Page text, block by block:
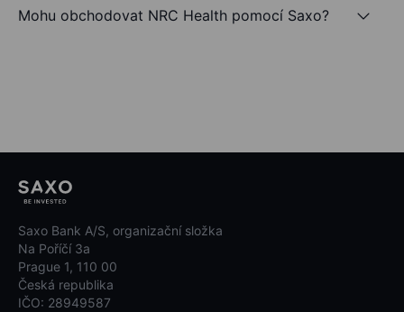
Mohu obchodovat NRC Health pomocí Saxo?
Saxo Bank A/S, organizační složka
Na Poříčí 3a
Prague 1, 110 00
Česká republika
IČO: 28949587